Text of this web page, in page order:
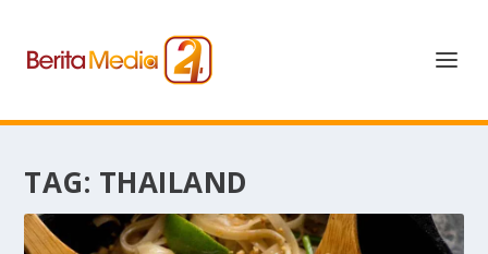
TAG: THAILAND